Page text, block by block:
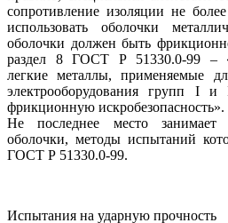
сопротивление изоляции не
использовать оболочки
оболочки должен быть
раздел 8 ГОСТ Р 51330.0-99 –
легкие металлы, применяемые
электрооборудования групп I
фрикционную искробезопасность».
Не последнее место занимает
оболочки, методы испытаний
ГОСТ Р 51330.0-99.
Испытания на ударную прочность